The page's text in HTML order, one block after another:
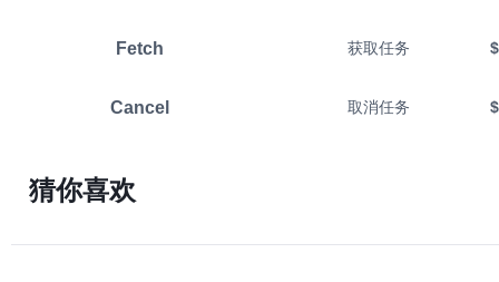
Fetch 获取任务
Cancel 取消任务
猜你喜欢